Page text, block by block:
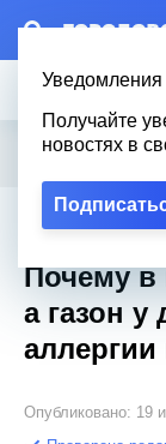
Уведомления
Получайте
новостях в
Новости
Городовой Новости
Эксклюзив
Почему
а газон у
аллергии
Опубликовано: 19